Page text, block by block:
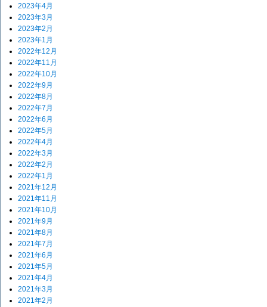
2023年4月
2023年3月
2023年2月
2023年1月
2022年12月
2022年11月
2022年10月
2022年9月
2022年8月
2022年7月
2022年6月
2022年5月
2022年4月
2022年3月
2022年2月
2022年1月
2021年12月
2021年11月
2021年10月
2021年9月
2021年8月
2021年7月
2021年6月
2021年5月
2021年4月
2021年3月
2021年2月